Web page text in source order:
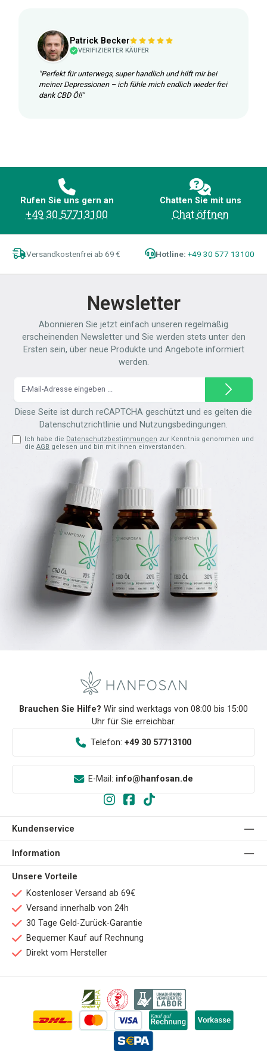
Patrick Becker
VERIFIZIERTER KÄUFER
"Perfekt für unterwegs, super handlich und hilft mir bei
meiner Depressionen – ich fühle mich endlich wieder frei
dank CBD Öl!"
Rufen Sie uns gern an
+49 30 57713100
Chatten Sie mit uns
Chat öffnen
Versandkostenfrei ab 69 € Hotline: +49 30 577 13100
Newsletter
Abonnieren Sie jetzt einfach unseren regelmäßig
erscheinenden Newsletter und Sie werden stets unter den
Ersten sein, über neue Produkte und Angebote informiert
werden.
Mail-
Adresse*
Diese Seite ist durch reCAPTCHA geschützt und es gelten die
Datenschutzrichtlinie und Nutzungsbedingungen.
Ich habe die Datenschutzbestimmungen zur Kenntnis genommen und
dieAGB gelesen und bin mit ihnen einverstanden.
Brauchen Sie Hilfe? Wir sind werktags von 08:00 bis 15:00
Uhr für Sie erreichbar.
Telefon: +49 30 57713100
E-Mail: info@hanfosan.de
Kundenservice
Information
Unsere Vorteile
Kostenloser Versand ab 69€
Versand innerhalb von 24h
30 Tage Geld-Zurück-Garantie
Bequemer Kauf auf Rechnung
Direkt vom Hersteller